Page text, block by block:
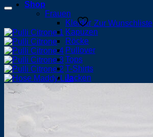
Shop
Frauen
Kleider
Kapuzen
Röcke
Pullover
Tops
T-Shirts
Jacken
Hosen
Zur Wunschliste